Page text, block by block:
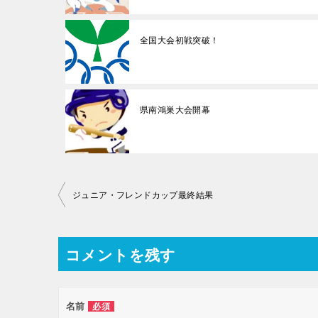
全国大会初戦突破！
県南鴻巣大会開幕
投
ナ
ビ
ー
ジュニア・フレンドカップ最終結果
コメントを残す
名前 必須